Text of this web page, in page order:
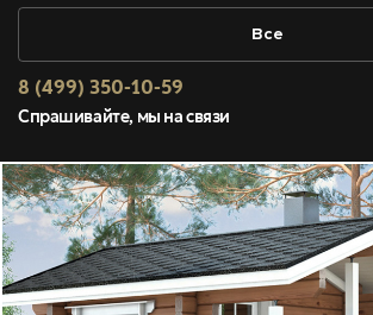
Все
8 (499) 350-10-59
Спрашивайте, мы на связи